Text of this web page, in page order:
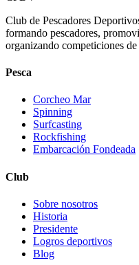
Club de Pescadores
formando pescadores,
organizando competiciones
Pesca
Corcheo Mar
Spinning
Surfcasting
Rockfishing
Embarcación Fondeada
Club
Sobre nosotros
Historia
Presidente
Logros deportivos
Blog